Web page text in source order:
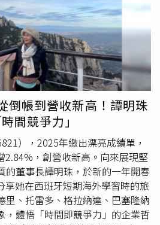
中部分人被馬斯克品牌吸引，另一
太空與星鏈業務。根據與xAI的合
球最有價值的未上市公司。此前
交易中的估值約為8000億美
司，包括「OpenAI」以及競爭對
在考慮大型IPO，這將成為測試投
重要指標。許多大型新創公司長期
市場的龐大資金來源，但像
能促使更多企業考慮公開募股。
導了這項保密申請。據悉，保密
機構提交IPO文件，使其能在公開
露內容。此次上市將加深分析師與
的關注，也就是這個億萬富豪龐大
並重新聚焦其企業在融資、治理與
爾大學（Cornell University）金融
期持有正面的態度，這不僅是在症
嚴重的時候也一樣。在我的研究
更年重生（ menostart）」，作為
常適合許多女性，因為她們將這
之後她們的興趣、優先事項和態度
。可以說這是一種第二次成年
興。美國人類學家瑪格麗特 · 米
之為「更年期的活力」（
一些女性在更年期後經歷的生理
不會有青少年的狂熱活力，但你
：新的職業、新的人際關係和興
、重新恢復健康並實踐自我照顧，
和精力的安排。更少在意別人眼
感提升，另一個令人嚮往的特質
簡單來說，就是更少在乎別人的眼
倒帳到營收新高！譚明珠
間競爭力」
），2025年繳出漂亮成績單，
2.84%，創營收新高。向來展現堅
的董事長譚明珠，於新的一年開春
享她在西班牙短期海外學習時的旅
里、托雷多、格拉納達、巴塞隆納
，體悟「時間即競爭力」的企業哲